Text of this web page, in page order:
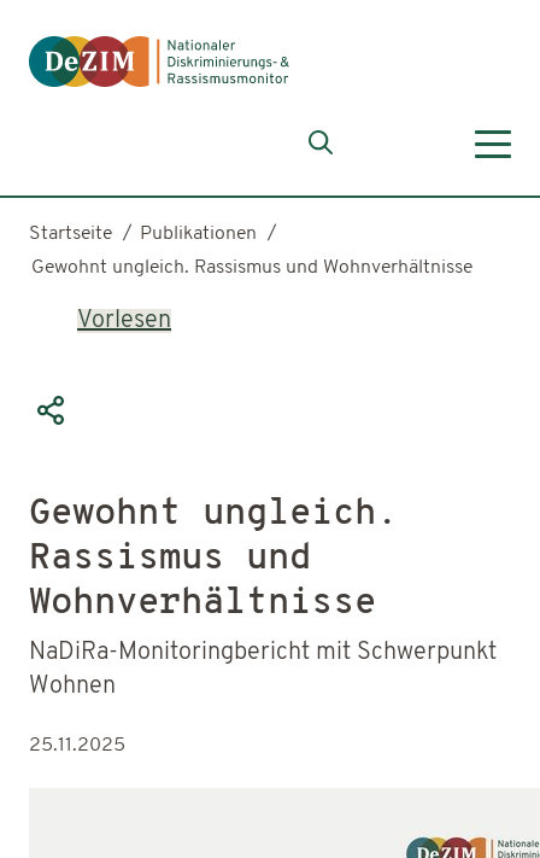
Startseite
Publikationen
Gewohnt ungleich. Rassismus und Wohnverhältnisse
Vorlesen
Gewohnt ungleich.
Rassismus und
Wohnverhältnisse
NaDiRa-Monitoringbericht mit Schwerpunkt
Wohnen
25.11.2025